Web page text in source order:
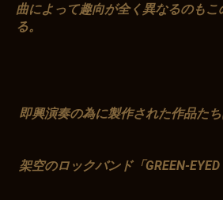
曲によって趣向が全く異なるのも
る。
即興演奏の為に製作された作品た
架空のロックバンド「GREEN-EYED